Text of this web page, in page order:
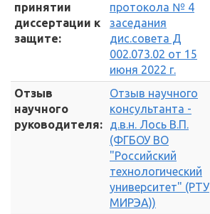
принятии
диссертации к
защите:
протокола № 4
заседания
дис.совета Д
002.073.02 от 15
июня 2022 г.
Отзыв
научного
руководителя:
Отзыв научного
консультанта -
д.в.н. Лось В.П.
(ФГБОУ ВО
"Российский
технологический
университет" (РТУ
МИРЭА))